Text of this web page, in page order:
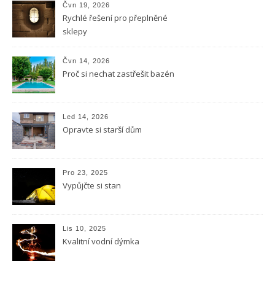
Čvn 19, 2026
Rychlé řešení pro přeplněné
sklepy
Čvn 14, 2026
Proč si nechat zastřešit bazén
Led 14, 2026
Opravte si starší dům
Pro 23, 2025
Vypůjčte si stan
Lis 10, 2025
Kvalitní vodní dýmka